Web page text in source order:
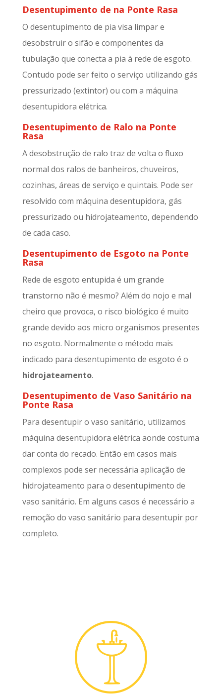
Desentupimento de na Ponte Rasa
O desentupimento de pia visa limpar e
desobstruir o sifão e componentes da
tubulação que conecta a pia à rede de esgoto.
Contudo pode ser feito o serviço utilizando gás
pressurizado (extintor) ou com a máquina
desentupidora elétrica.
Desentupimento de Ralo na Ponte
Rasa
A desobstrução de ralo traz de volta o fluxo
normal dos ralos de banheiros, chuveiros,
cozinhas, áreas de serviço e quintais. Pode ser
resolvido com máquina desentupidora, gás
pressurizado ou hidrojateamento, dependendo
de cada caso.
Desentupimento de Esgoto na Ponte
Rasa
Rede de esgoto entupida é um grande
transtorno não é mesmo? Além do nojo e mal
cheiro que provoca, o risco biológico é muito
grande devido aos micro organismos presentes
no esgoto. Normalmente o método mais
indicado para desentupimento de esgoto é o
hidrojateamento.
Desentupimento de Vaso Sanitário na
Ponte Rasa
Para desentupir o vaso sanitário, utilizamos
máquina desentupidora elétrica aonde costuma
dar conta do recado. Então em casos mais
complexos pode ser necessária aplicação de
hidrojateamento para o desentupimento de
vaso sanitário. Em alguns casos é necessário a
remoção do vaso sanitário para desentupir por
completo.